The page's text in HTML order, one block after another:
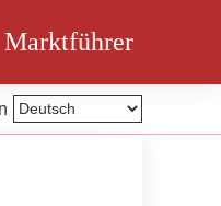
Marktführer